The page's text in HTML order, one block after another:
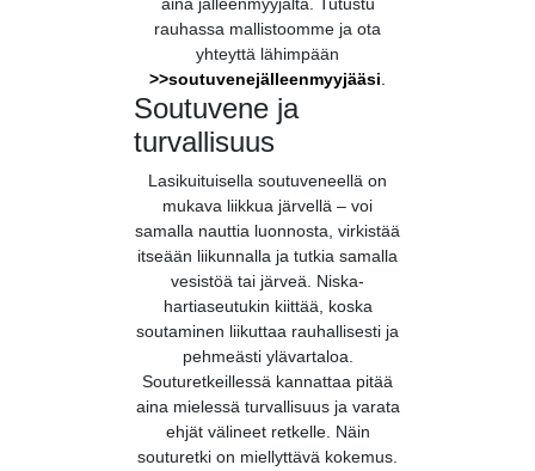
aina jälleenmyyjältä. Tutustu
rauhassa mallistoomme ja ota
yhteyttä lähimpään
>>soutuvenejälleenmyyjääsi.
Soutuvene ja
turvallisuus
Lasikuituisella soutuveneellä on
mukava liikkua järvellä – voi
samalla nauttia luonnosta, virkistää
itseään liikunnalla ja tutkia samalla
vesistöä tai järveä. Niska-
hartiaseutukin kiittää, koska
soutaminen liikuttaa rauhallisesti ja
pehmeästi ylävartaloa.
Souturetkeillessä kannattaa pitää
aina mielessä turvallisuus ja varata
ehjät välineet retkelle. Näin
souturetki on miellyttävä kokemus.